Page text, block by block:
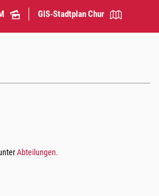
GIS-Stadtplan Chur
Abteilungen.